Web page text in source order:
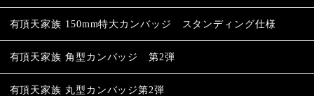
有頂天家族 150mm特大カンバッジ スタンディング仕様
有頂天家族 角型カンバッジ 第2弾
有頂天家族 丸型カンバッジ第2弾